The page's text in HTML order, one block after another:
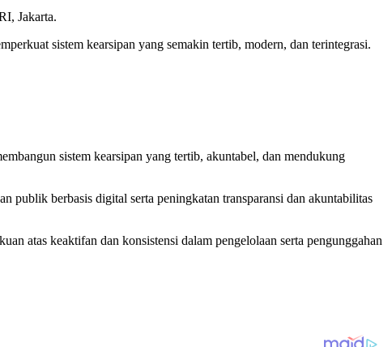
Jakarta.
sistem kearsipan yang semakin tertib, modern, dan terintegrasi.
sistem kearsipan yang tertib, akuntabel, dan mendukung
publik berbasis digital serta peningkatan transparansi dan akuntabilitas
atas keaktifan dan konsistensi dalam pengelolaan serta pengunggahan